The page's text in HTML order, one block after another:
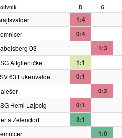
D G
1:4
0:4
03 1:3
Altglieničke 1:1
63 Lukenvalde 0:1
0:2
Hemi Lajpcig 0:1
Zelendorf 3:1
1:0